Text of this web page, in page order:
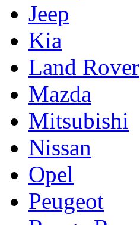
Jeep
Kia
Land Rover
Mazda
Mitsubishi
Nissan
Opel
Peugeot